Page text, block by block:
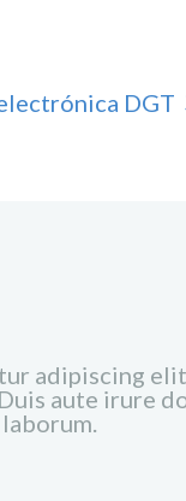
DGT
adipiscing
aute irure